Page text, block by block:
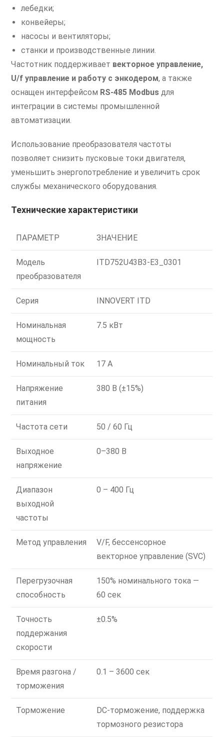
лебедки;
конвейеры;
насосы и вентиляторы;
станки и производственные линии.
Частотник поддерживает векторное управление,
U/f управление и работу с энкодером, а также
оснащен интерфейсом RS-485 Modbus для
интеграции в системы промышленной
автоматизации.
Использование преобразователя частоты
позволяет снизить пусковые токи двигателя,
уменьшить энергопотребление и увеличить срок
службы механического оборудования.
Технические характеристики
ПАРАМЕТР ЗНАЧЕНИЕ
Модель
преобразователя
ITD752U43B3-E3_0301
Серия INNOVERT ITD
Номинальная
мощность
7.5 кВт
Номинальный ток 17 А
Напряжение
питания
380 В (±15%)
Частота сети 50 / 60 Гц
Выходное
напряжение
0–380 В
Диапазон
выходной
частоты
0 – 400 Гц
Метод управления
V/F, бессенсорное
векторное управление (SVC)
Перегрузочная
способность
150% номинального тока —
60 сек
Точность
поддержания
скорости
±0.5%
Время разгона /
торможения
0.1 – 3600 сек
Торможение
DC-торможение, поддержка
тормозного резистора